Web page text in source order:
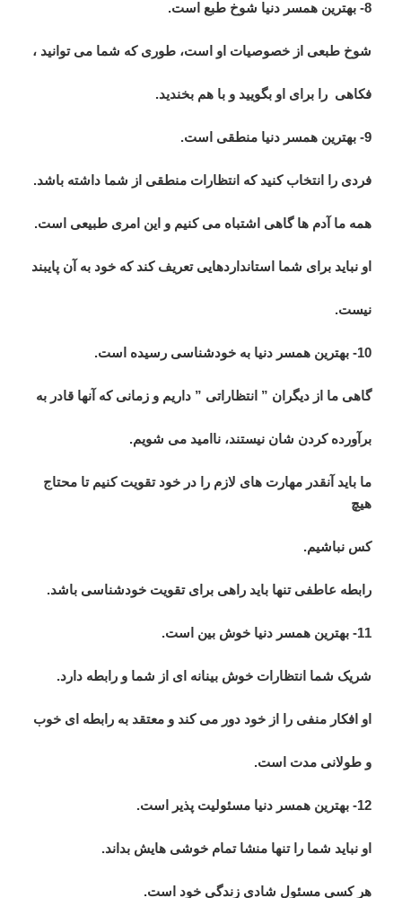
8- بهترین همسر دنیا شوخ طبع است.
شوخ طبعی از خصوصیات او است، طوری که شما می توانید ،
فکاهی را برای او بگویید و با هم بخندید.
9- بهترین همسر دنیا منطقی است.
فردی را انتخاب کنید که انتظارات منطقی از شما داشته باشد.
همه ما آدم ها گاهی اشتباه می کنیم و این امری طبیعی است.
او نباید برای شما استانداردهایی تعریف کند که خود به آن پایبند
نیست.
10- بهترین همسر دنیا به خودشناسی رسیده است.
گاهی ما از دیگران ” انتظاراتی ” داریم و زمانی که آنها قادر به
برآورده کردن شان نیستند، ناامید می شویم.
ما باید آنقدر مهارت های لازم را در خود تقویت کنیم تا محتاج
هیچ
کس نباشیم.
رابطه عاطفی تنها باید راهی برای تقویت خودشناسی باشد.
11- بهترین همسر دنیا خوش بین است.
شریک شما انتظارات خوش بینانه ای از شما و رابطه دارد.
او افکار منفی را از خود دور می کند و معتقد به رابطه ای خوب
و طولانی مدت است.
12- بهترین همسر دنیا مسئولیت پذیر است.
او نباید شما را تنها منشا تمام خوشی هایش بداند.
هر کسی مسئول شادی زندگی خود است.